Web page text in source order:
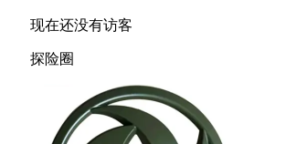
现在还没有访客
探险圈